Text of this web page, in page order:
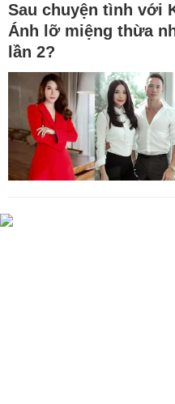
Sau chuyện tình với
Ánh lỡ miệng thừa
lần 2?